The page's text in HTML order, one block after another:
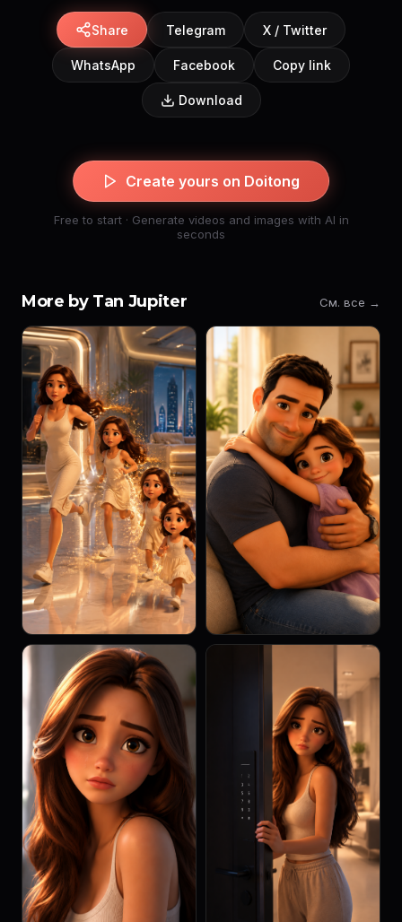
Share Telegram X / Twitter
WhatsApp Facebook Copy link
Download
Create yours on Doitong
Free to start · Generate videos and images with AI in
seconds
More by Tan Jupiter См. все →